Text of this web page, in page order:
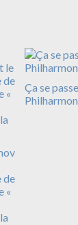
de
«
Ça se